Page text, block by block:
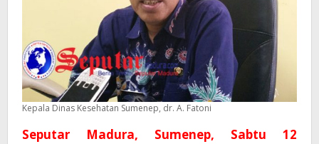
Kepala Dinas Kesehatan Sumenep, dr. A. Fatoni
Seputar Madura, Sumenep, Sabtu 12